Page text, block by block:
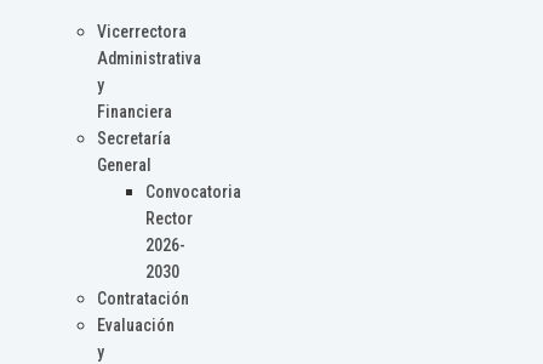
Vicerrectora
Administrativa
y
Financiera
Secretaría
General
Convocatoria
Rector
2026-
2030
Contratación
Evaluación
y